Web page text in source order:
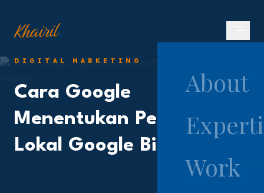
Khairil.
About
Work
DIGITAL MARKETING
Cara Google
Menentukan Peringkat
Lokal Google Bisnisku